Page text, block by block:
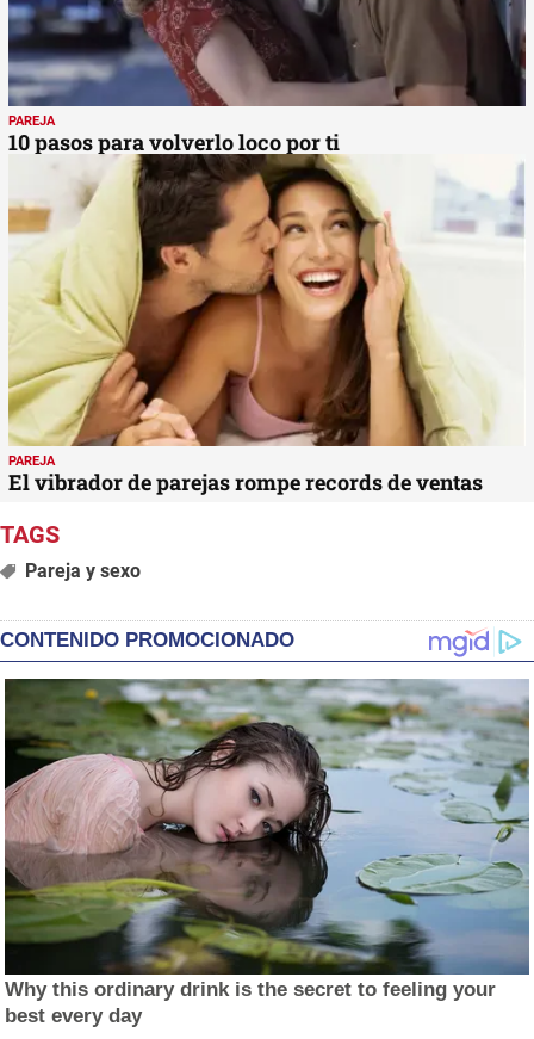
PAREJA
10 pasos para volverlo loco por ti
PAREJA
El vibrador de parejas rompe records de ventas
Pareja y sexo
CONTENIDO PROMOCIONADO
Why this ordinary drink is the secret to feeling your
best every day